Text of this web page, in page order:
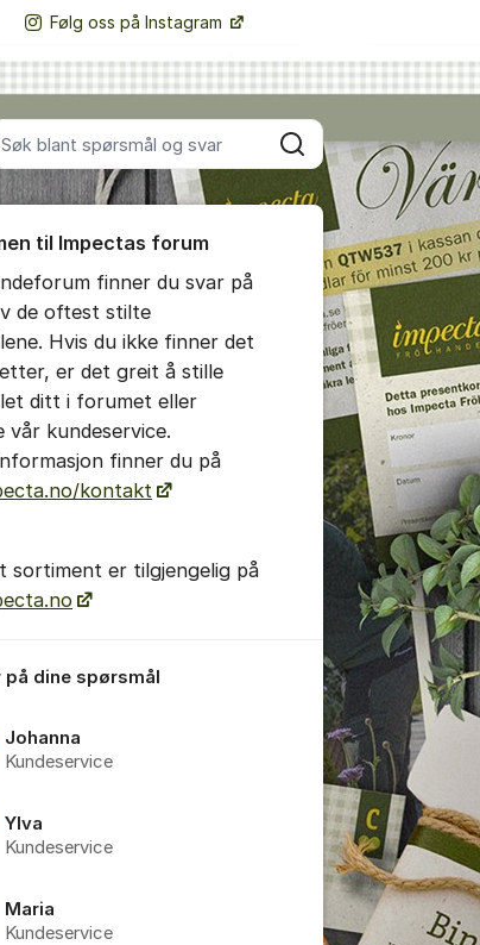
blant alle innlegg
Søk
Følg oss på Instagram Flere supportlenker
innlegg/kommentarer
innlegg/kommentarer
til Impectas forum
finner du svar på
de oftest stilte
Hvis du ikke finner det
er det greit å stille
ditt i forumet eller
vår kundeservice.
finner du på
kontakt
sortiment er tilgjengelig på
på dine spørsmål
Johanna
Kundeservice
Ylva
Kundeservice
Maria
Kundeservice